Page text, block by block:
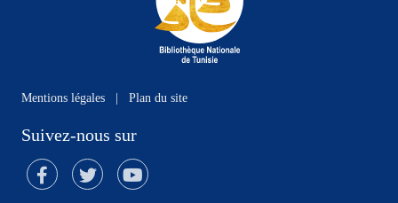
Mentions légales Plan du site
Suivez-nous sur